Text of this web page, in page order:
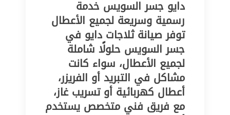
دايو جسر السويس خدمة
رسمية وسريعة لجميع الأعطال
توفر صيانة ثلاجات دايو في
جسر السويس حلولًا شاملة
لجميع الأعطال، سواء كانت
مشاكل في التبريد أو الفريزر،
أعطال كهربائية أو تسريب غاز،
مع فريق فني متخصص يستخدم